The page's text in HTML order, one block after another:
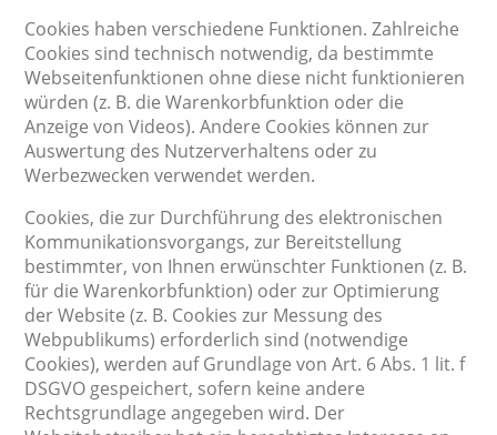
Cookies haben verschiedene Funktionen. Zahlreiche
Cookies sind technisch notwendig, da bestimmte
Webseitenfunktionen ohne diese nicht funktionieren
würden (z. B. die Warenkorbfunktion oder die
Anzeige von Videos). Andere Cookies können zur
Auswertung des Nutzerverhaltens oder zu
Werbezwecken verwendet werden.
Cookies, die zur Durchführung des elektronischen
Kommunikationsvorgangs, zur Bereitstellung
bestimmter, von Ihnen erwünschter Funktionen (z. B.
für die Warenkorbfunktion) oder zur Optimierung
der Website (z. B. Cookies zur Messung des
Webpublikums) erforderlich sind (notwendige
Cookies), werden auf Grundlage von Art. 6 Abs. 1 lit. f
DSGVO gespeichert, sofern keine andere
Rechtsgrundlage angegeben wird. Der